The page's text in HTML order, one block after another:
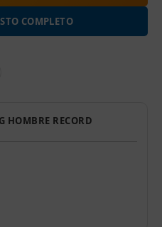
COMPLETO
HOMBRE RECORD